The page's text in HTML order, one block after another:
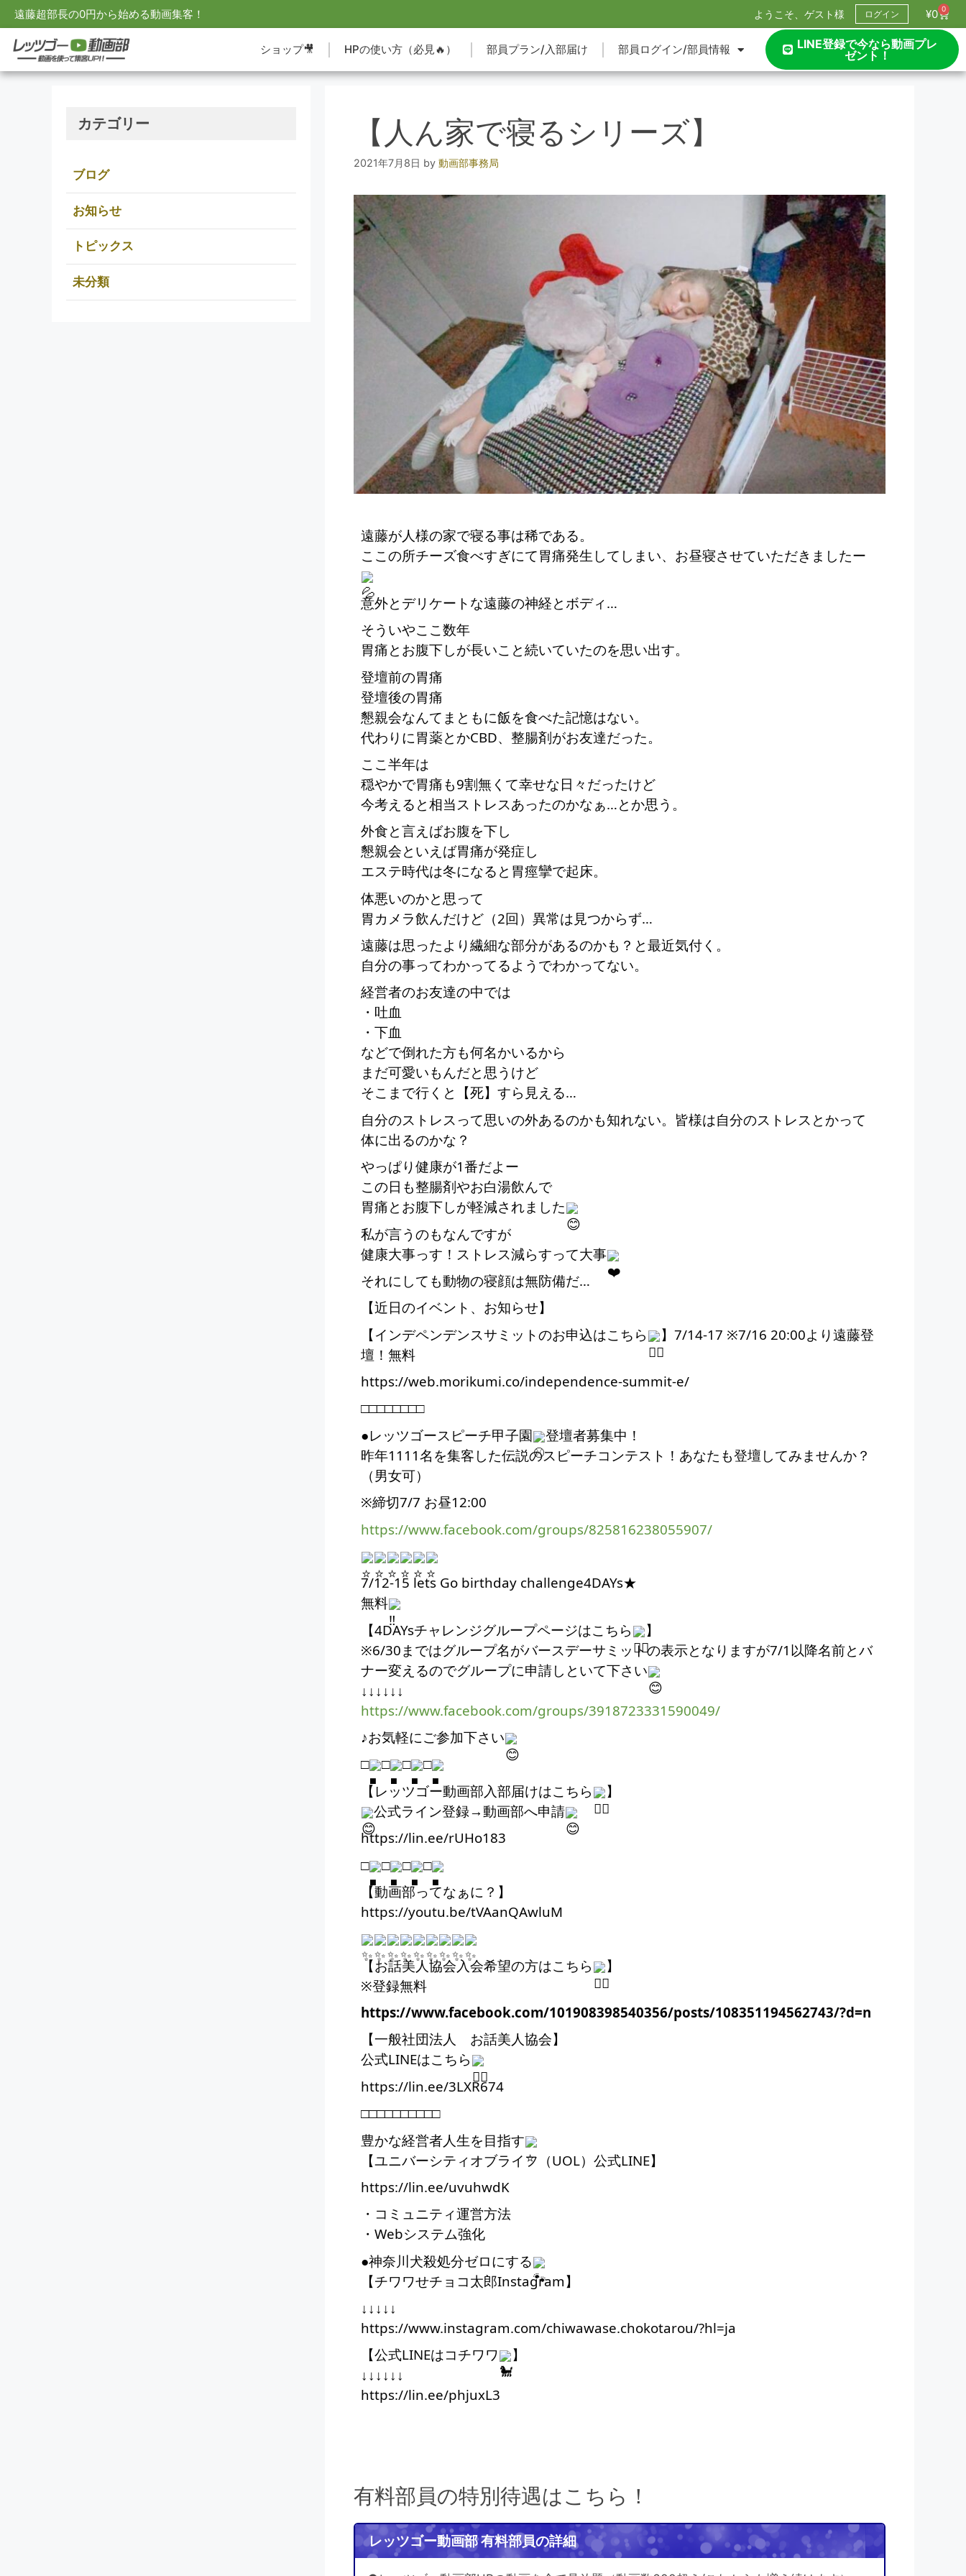
遠藤超部長の0円から始める動画集客！ ようこそ、ゲスト様 ログイン ¥0 0
ショップ🎥 HPの使い方（必見🔥） 部員プラン/入部届け 部員ログイン/部員情報
LINE登録で今なら動画プレ
ゼント！
【人ん家で寝るシリーズ】
2021年7月8日 by 動画部事務局
遠藤が人様の家で寝る事は稀である。
ここの所チーズ食べすぎにて胃痛発生してしまい、お昼寝させていただきましたー
意外とデリケートな遠藤の神経とボディ…
そういやここ数年
胃痛とお腹下しが長いこと続いていたのを思い出す。
登壇前の胃痛
登壇後の胃痛
懇親会なんてまともに飯を食べた記憶はない。
代わりに胃薬とかCBD、整腸剤がお友達だった。
ここ半年は
穏やかで胃痛も9割無くて幸せな日々だったけど
今考えると相当ストレスあったのかなぁ…とか思う。
外食と言えばお腹を下し
懇親会といえば胃痛が発症し
エステ時代は冬になると胃痙攣で起床。
体悪いのかと思って
胃カメラ飲んだけど（2回）異常は見つからず…
遠藤は思ったより繊細な部分があるのかも？と最近気付く。
自分の事ってわかってるようでわかってない。
経営者のお友達の中では
・吐血
・下血
などで倒れた方も何名かいるから
まだ可愛いもんだと思うけど
そこまで行くと【死】すら見える…
自分のストレスって思いの外あるのかも知れない。皆様は自分のストレスとかって
体に出るのかな？
やっぱり健康が1番だよー
この日も整腸剤やお白湯飲んで
胃痛とお腹下しが軽減されました
私が言うのもなんですが
健康大事っす！ストレス減らすって大事
それにしても動物の寝顔は無防備だ…
【近日のイベント、お知らせ】
【インデペンデンスサミットのお申込はこちら
】7/14-17 ※7/16 20:00より遠藤登
壇！無料
https://web.morikumi.co/independence-summit-e/
□□□□□□□□
●レッツゴースピーチ甲子園
登壇者募集中！
昨年1111名を集客した伝説のスピーチコンテスト！あなたも登壇してみませんか？
（男女可）
※締切7/7 お昼12:00
https://www.facebook.com/groups/825816238055907/
7/12-15 lets Go birthday challenge4DAYs★
無料
【4DAYsチャレンジグループページはこちら
】
※6/30まではグループ名がバースデーサミットの表示となりますが7/1以降名前とバ
ナー変えるのでグループに申請しといて下さい
↓↓↓↓↓↓
https://www.facebook.com/groups/3918723331590049/
♪お気軽にご参加下さい
□
□ □
□
【レッツゴー動画部入部届けはこちら
】
公式ライン登録→動画部へ申請
https://lin.ee/rUHo183
□
□ □
□
【動画部ってなぁに？】
https://youtu.be/tVAanQAwluM
【お話美人協会入会希望の方はこちら
】
※登録無料
https://www.facebook.com/101908398540356/posts/108351194562743/?d=n
【一般社団法人　お話美人協会】
公式LINEはこちら
https://lin.ee/3LXR674
□□□□□□□□□□
豊かな経営者人生を目指す
【ユニバーシティオブライフ（UOL）公式LINE】
https://lin.ee/uvuhwdK
・コミュニティ運営方法
・Webシステム強化
●神奈川犬殺処分ゼロにする
【チワワせチョコ太郎Instagram】
↓↓↓↓↓
https://www.instagram.com/chiwawase.chokotarou/?hl=ja
【公式LINEはコチワワ
】
↓↓↓↓↓↓
https://lin.ee/phjuxL3
有料部員の特別待遇はこちら！
レッツゴー動画部 有料部員の詳細
カテゴリー
ブログ
お知らせ
トピックス
未分類